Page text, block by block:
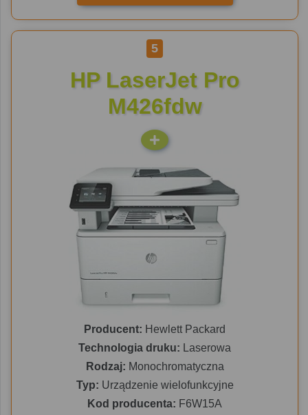
5
HP LaserJet Pro
M426fdw
Producent: Hewlett Packard
Technologia druku: Laserowa
Rodzaj: Monochromatyczna
Typ: Urządzenie wielofunkcyjne
Kod producenta: F6W15A